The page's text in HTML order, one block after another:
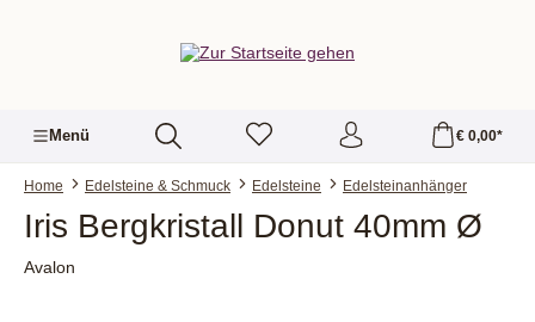
Menü € 0,00*
Home Edelsteine & Schmuck Edelsteine Edelsteinanhänger
Iris Bergkristall Donut 40mm Ø
Avalon